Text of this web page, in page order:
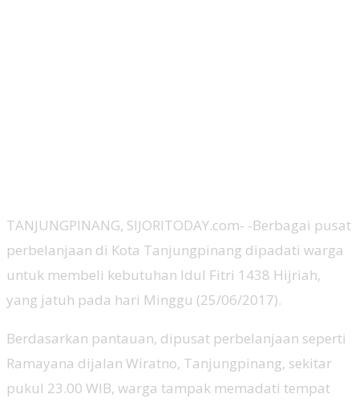
TANJUNGPINANG, SIJORITODAY.com- -Berbagai pusat
perbelanjaan di Kota Tanjungpinang dipadati warga
untuk membeli kebutuhan Idul Fitri 1438 Hijriah,
yang jatuh pada hari Minggu (25/06/2017).
Berdasarkan pantauan, dipusat perbelanjaan seperti
Ramayana dijalan Wiratno, Tanjungpinang, sekitar
pukul 23.00 WIB, warga tampak memadati tempat